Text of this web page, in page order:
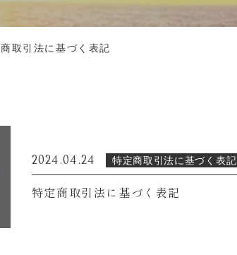
取引法に基づく表記
2024.04.24 特定商取引法に基づく表記
特定商取引法に基づく表記